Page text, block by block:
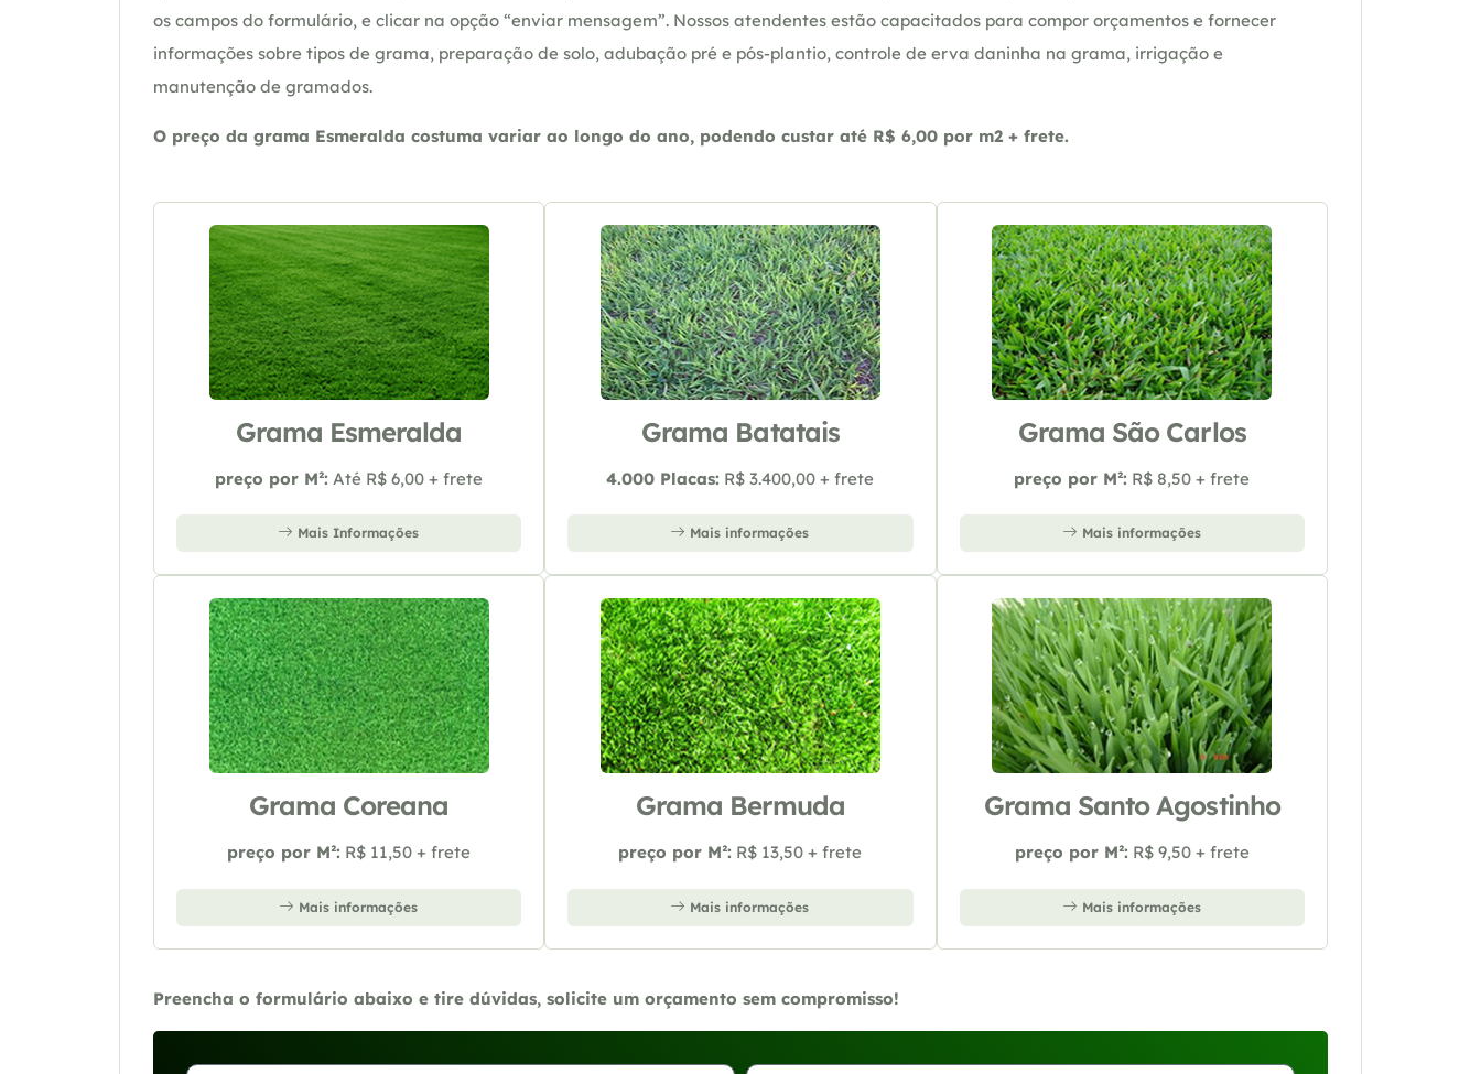
os campos do formulário, e clicar na opção “enviar mensagem”. Nossos atendentes estão capacitados para compor orçamentos e fornecer
informações sobre tipos de grama, preparação de solo, adubação pré e pós-plantio, controle de erva daninha na grama, irrigação e
manutenção de gramados.
O preço da grama Esmeralda costuma variar ao longo do ano, podendo custar até R$ 6,00 por m2 + frete.
Grama Esmeralda
preço por M²: Até R$ 6,00 + frete
Mais Informações
Grama Batatais
4.000 Placas: R$ 3.400,00 + frete
Mais informações
Grama São Carlos
preço por M²: R$ 8,50 + frete
Mais informações
Grama Coreana
preço por M²: R$ 11,50 + frete
Mais informações
Grama Bermuda
preço por M²: R$ 13,50 + frete
Mais informações
Grama Santo Agostinho
preço por M²: R$ 9,50 + frete
Mais informações
Preencha o formulário abaixo e tire dúvidas, solicite um orçamento sem compromisso!